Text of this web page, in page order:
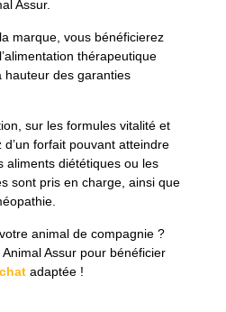
Assur.
marque, vous bénéficierez
thérapeutique
hauteur des garanties
sur les formules vitalité et
forfait pouvant atteindre
aliments diététiques ou les
sont pris en charge, ainsi que
animal de compagnie ?
Assur pour bénéficier
adaptée !